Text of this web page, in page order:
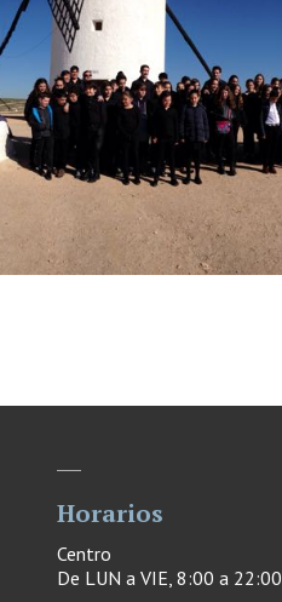
Horarios
Centro
De LUN a VIE, 8:00 a 22:00